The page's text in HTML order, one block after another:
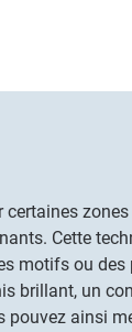
Cette
motifs ou des
brillant, un
ainsi